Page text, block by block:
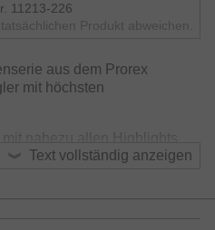
11213-226
Produkt abweichen.
Text vollständig anzeigen
aus dem Prorex
mit höchsten
nahezu allen Highlights
aus Japan